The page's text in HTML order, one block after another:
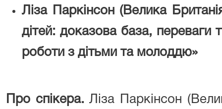
Ліза Паркінсон (Велика
дітей: доказова база, переваги
роботи з дітьми та молоддю»
Про спікера.Ліза Паркінсон